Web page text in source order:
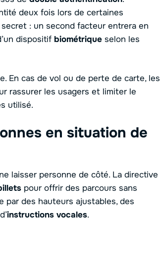
deux fois lors de certaines
: un second facteur entrera en
dispositif biométrique selon les
En cas de vol ou de perte de carte, les
rassurer les usagers et limiter le
utilisé.
en situation de
laisser personne de côté. La directive
pour offrir des parcours sans
par des hauteurs ajustables, des
instructions vocales.